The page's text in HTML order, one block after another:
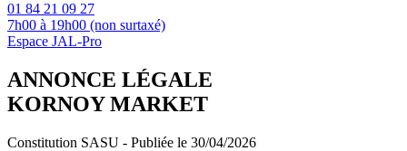
01 84 21 09 27
7h00 à 19h00 (non surtaxé)
Espace JAL-Pro
ANNONCE LÉGALE
KORNOY MARKET
Constitution SASU - Publiée le 30/04/2026